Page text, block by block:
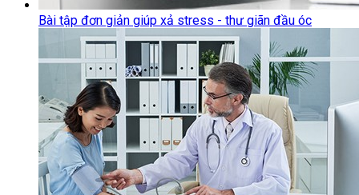
Bài tập đơn giản giúp xả stress - thư giãn đầu óc